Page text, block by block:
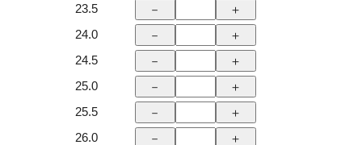
23.5
24.0
24.5
25.0
25.5
26.0